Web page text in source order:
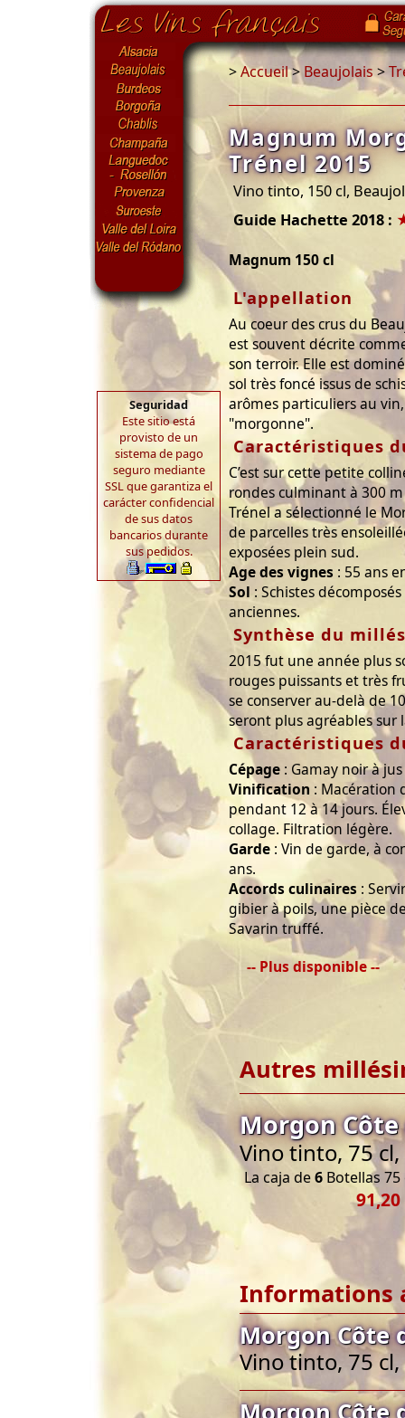
Seguridad
Este sitio está
provisto de un
sistema de pago
seguro mediante
SSL que garantiza el
carácter confidencial
de sus datos
bancarios durante
sus pedidos.
>Accueil>Beaujolais>
Magnum
Trénel 2015
Vino tinto, 150 cl,
Guide Hachette 2018 :
Magnum 150 cl
L'appellation
Au coeur des crus du
est souvent décrite
son terroir. Elle est
sol très foncé issus de
arômes particuliers au
"morgonne".
Caractéristiques
C’est sur cette petite
rondes culminant à 300
Trénel a sélectionné le
de parcelles très
exposées plein sud.
Age des vignes : 55 ans
Sol : Schistes
anciennes.
Synthèse du
2015 fut une année plus
rouges puissants et très
se conserver au-delà de
seront plus agréables sur
Caractéristiques
Cépage : Gamay noir à
Vinification : Macération
pendant 12 à 14 jours.
collage. Filtration légère.
Garde : Vin de garde, à
ans.
Accords culinaires :
gibier à poils, une pièce
Savarin truffé.
-- Plus disponible --
Autres
Morgon Côte
Vino tinto, 75
La caja de6 Botellas 75
91,20
Informations
Morgon Côte
Vino tinto, 75